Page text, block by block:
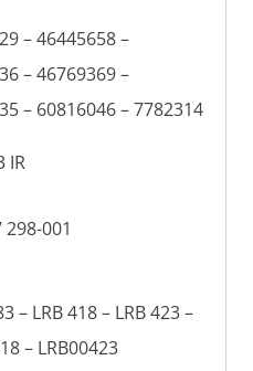
– 46445658 –
– 46769369 –
– 60816046 – 7782314
IR
298-001
– LRB 418 – LRB 423 –
– LRB00423